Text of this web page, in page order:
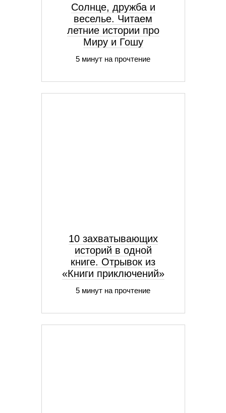
Солнце, дружба и
веселье. Читаем
летние истории про
Миру и Гошу
5 минут на прочтение
10 захватывающих
историй в одной
книге. Отрывок из
«Книги приключений»
5 минут на прочтение